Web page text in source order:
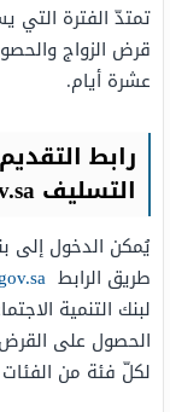
تمتدّ الفترة التي
قرض الزواج
عشرة أيام.
رابط
التسليف
يُمكن الدخول إلى
طريق الرابط
لبنك التنمية
الحصول على
لكلّ فئة من